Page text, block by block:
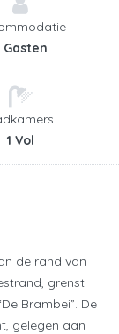
Gasten
1 Vol
de rand van
grenst
Brambei”. De
gelegen aan